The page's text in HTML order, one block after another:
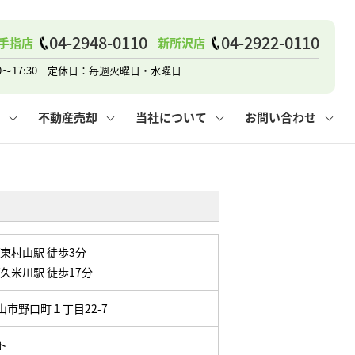
指店 04-2948-0110 新所沢店 04-2922-0110
17:30 定休日：毎週火曜日・水曜日
無料賃料査定 無料売却査定
その他の問合せ
建て 賃貸vs持ち家
不動産売却
費用 仲介と買取の違い
当社について
情報保護方針 採用情報
お問い合わせ
村山駅 徒歩3分
米川駅 徒歩17分
市野口町１丁目22-7